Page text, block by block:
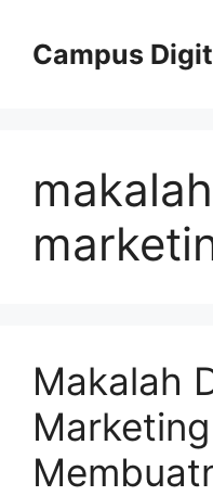
Campus
Makalah